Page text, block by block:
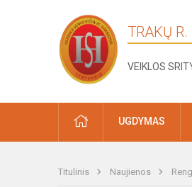
TRAKŲ
VEIKLOS
PRADŽIAUGDYMAS
Titulinis Naujienos